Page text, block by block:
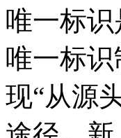
唯一标
唯一标
现“从源